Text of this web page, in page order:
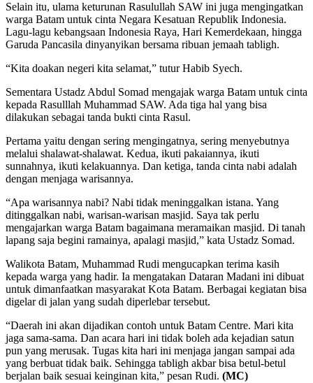
Selain itu, ulama keturunan Rasulullah SAW ini juga mengingatkan
warga Batam untuk cinta Negara Kesatuan Republik Indonesia.
Lagu-lagu kebangsaan Indonesia Raya, Hari Kemerdekaan, hingga
Garuda Pancasila dinyanyikan bersama ribuan jemaah tabligh.
“Kita doakan negeri kita selamat,” tutur Habib Syech.
Sementara Ustadz Abdul Somad mengajak warga Batam untuk cinta
kepada Rasulllah Muhammad SAW. Ada tiga hal yang bisa
dilakukan sebagai tanda bukti cinta Rasul.
Pertama yaitu dengan sering mengingatnya, sering menyebutnya
melalui shalawat-shalawat. Kedua, ikuti pakaiannya, ikuti
sunnahnya, ikuti kelakuannya. Dan ketiga, tanda cinta nabi adalah
dengan menjaga warisannya.
“Apa warisannya nabi? Nabi tidak meninggalkan istana. Yang
ditinggalkan nabi, warisan-warisan masjid. Saya tak perlu
mengajarkan warga Batam bagaimana meramaikan masjid. Di tanah
lapang saja begini ramainya, apalagi masjid,” kata Ustadz Somad.
Walikota Batam, Muhammad Rudi mengucapkan terima kasih
kepada warga yang hadir. Ia mengatakan Dataran Madani ini dibuat
untuk dimanfaatkan masyarakat Kota Batam. Berbagai kegiatan bisa
digelar di jalan yang sudah diperlebar tersebut.
“Daerah ini akan dijadikan contoh untuk Batam Centre. Mari kita
jaga sama-sama. Dan acara hari ini tidak boleh ada kejadian satun
pun yang merusak. Tugas kita hari ini menjaga jangan sampai ada
yang berbuat tidak baik. Sehingga tabligh akbar bisa betul-betul
berjalan baik sesuai keinginan kita,” pesan Rudi. (MC)